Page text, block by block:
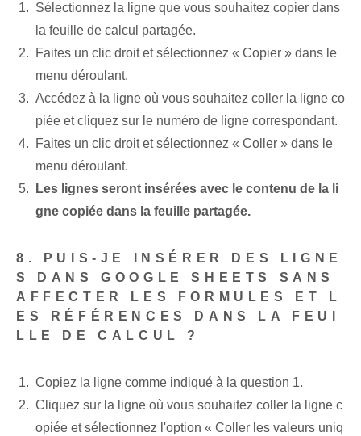
Sélectionnez la ligne que vous souhaitez copier dans
la feuille de calcul partagée.
Faites un clic droit et sélectionnez « Copier » dans le
menu déroulant.
Accédez à la ligne où vous souhaitez coller la ligne co
piée et cliquez sur le numéro de ligne correspondant.
Faites un clic droit et sélectionnez « Coller » dans le
menu déroulant.
Les lignes seront insérées avec le contenu de la li
gne copiée dans la feuille partagée.
8. PUIS-JE INSÉRER DES LIGNE
S DANS GOOGLE SHEETS SANS
AFFECTER LES FORMULES ET L
ES RÉFÉRENCES DANS LA FEUI
LLE DE CALCUL ?
Copiez la ligne⁢ comme indiqué à la⁢ question 1.
Cliquez sur la ligne où vous souhaitez coller la ligne c
opiée et sélectionnez l'option « Coller les valeurs uniq